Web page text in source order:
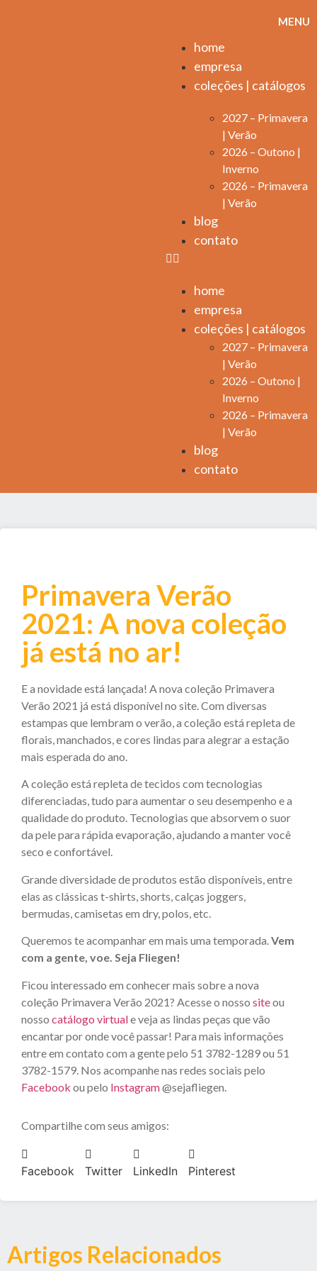
MENU
home
empresa
coleções | catálogos
2027 – Primavera
| Verão
2026 – Outono |
Inverno
2026 – Primavera
| Verão
blog
contato
home
empresa
coleções | catálogos
2027 – Primavera
| Verão
2026 – Outono |
Inverno
2026 – Primavera
| Verão
blog
contato
Primavera Verão
2021: A nova coleção
já está no ar!
E a novidade está lançada! A nova coleção Primavera
Verão 2021 já está disponível no site. Com diversas
estampas que lembram o verão, a coleção está repleta de
florais, manchados, e cores lindas para alegrar a estação
mais esperada do ano.
A coleção está repleta de tecidos com tecnologias
diferenciadas, tudo para aumentar o seu desempenho e a
qualidade do produto. Tecnologias que absorvem o suor
da pele para rápida evaporação, ajudando a manter você
seco e confortável.
Grande diversidade de produtos estão disponíveis, entre
elas as clássicas t-shirts, shorts, calças joggers,
bermudas, camisetas em dry, polos, etc.
Queremos te acompanhar em mais uma temporada.Vem
com a gente, voe. Seja Fliegen!
Ficou interessado em conhecer mais sobre a nova
coleção Primavera Verão 2021? Acesse o nosso siteou
nosso catálogo virtuale veja as lindas peças que vão
encantar por onde você passar! Para mais informações
entre em contato com a gente pelo 51 3782-1289 ou 51
3782-1579. Nos acompanhe nas redes sociais pelo
Facebook ou pelo Instagram@sejafliegen.
Compartilhe com seus amigos:
Facebook Twitter LinkedIn Pinterest
Artigos Relacionados